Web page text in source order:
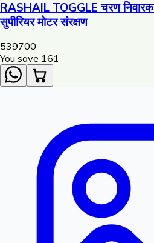
RASHAIL TOGGLE चरण
सुपीरियर मोटर संरक्षण
539700
You save ₹ 161